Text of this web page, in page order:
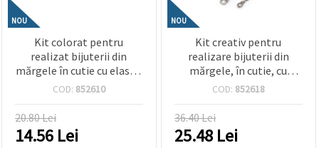
NOU
Kit colorat pentru
realizat bijuterii din
mărgele în cutie cu elastic
din silicon – culori alb,
copii, hobby creativ,
handmade și bijuterii DIY
COD: 852610
20.80 Lei
14.56 Lei
NOU
Kit creativ pentru
realizare bijuterii din
mărgele, în cutie, cu
brățară metalică culoare
COD: 852618
36.40 Lei
25.48 Lei